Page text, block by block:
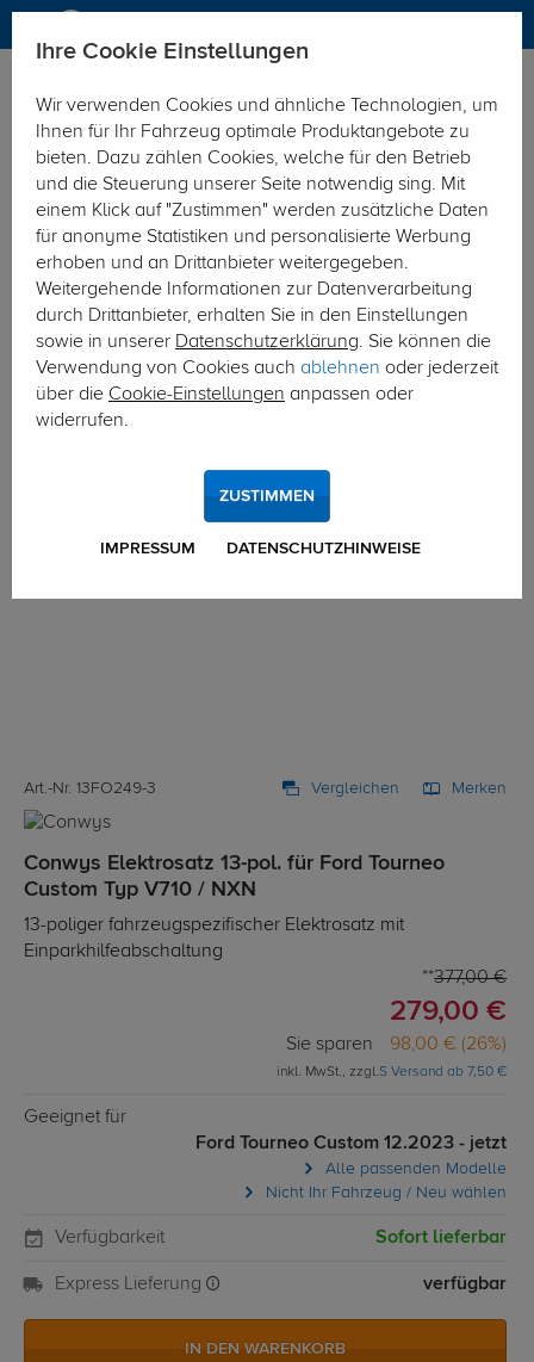
Hier geht's zur Fahrzeugübersicht: Ford Tourneo Custom
Art.-Nr. 13FO249-3 Vergleichen Merken
Conwys Elektrosatz 13-pol. für Ford Tourneo
Custom Typ V710 / NXN
13-poliger fahrzeugspezifischer Elektrosatz mit
Einparkhilfeabschaltung
377,00 €
279,00 €
Sie sparen 98,00 € (26%)
inkl. MwSt., zzgl.S Versand ab 7,50 €
Geeignet für
Ford Tourneo Custom 12.2023 - jetzt
Alle passenden Modelle
Nicht Ihr Fahrzeug / Neu wählen
Verfügbarkeit Sofort lieferbar
Express Lieferung verfügbar
IN DEN WARENKORB
Ihre Cookie Einstellungen
Wir verwenden Cookies und ähnliche Technologien, um
Ihnen für Ihr Fahrzeug optimale Produktangebote zu
bieten. Dazu zählen Cookies, welche für den Betrieb
und die Steuerung unserer Seite notwendig sing. Mit
einem Klick auf "Zustimmen" werden zusätzliche Daten
für anonyme Statistiken und personalisierte Werbung
erhoben und an Drittanbieter weitergegeben.
Weitergehende Informationen zur Datenverarbeitung
durch Drittanbieter, erhalten Sie in den Einstellungen
sowie in unserer Datenschutzerklärung. Sie können die
Verwendung von Cookies auch ablehnen oder jederzeit
über die Cookie-Einstellungen anpassen oder
widerrufen.
IMPRESSUM DATENSCHUTZHINWEISE
ZUSTIMMEN